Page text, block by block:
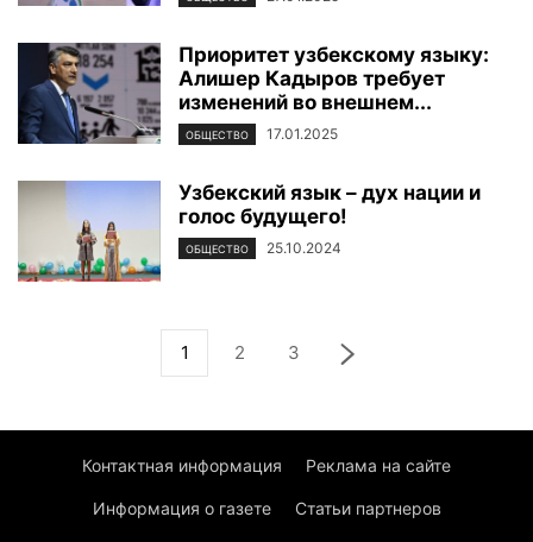
Приоритет узбекскому языку:
Алишер Кадыров требует
изменений во внешнем...
ОБЩЕСТВО 17.01.2025
Узбекский язык – дух нации и
голос будущего!
ОБЩЕСТВО 25.10.2024
1 2 3
Контактная информация Реклама на сайте
Информация о газете Статьи партнеров